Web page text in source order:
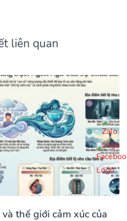
liên quan
thế giới cảm xúc của